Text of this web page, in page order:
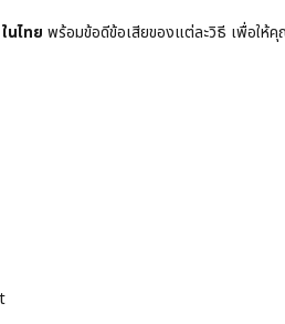
นไทย พร้อมข้อดีข้อเสียของแต่ละวิธี เพื่อให้คุ